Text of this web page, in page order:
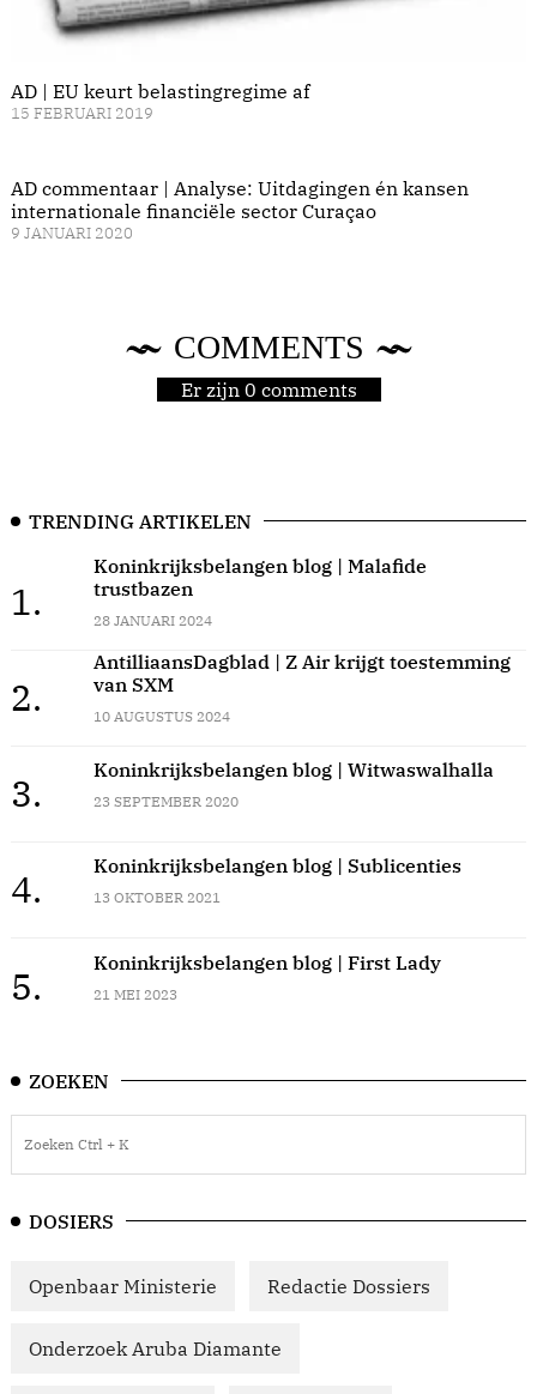
AD | EU keurt belastingregime af
15 FEBRUARI 2019
AD commentaar | Analyse: Uitdagingen én kansen
internationale financiële sector Curaçao
9 JANUARI 2020
COMMENTS
Er zijn 0 comments
TRENDING ARTIKELEN
1.
Koninkrijksbelangen blog | Malafide
trustbazen
28 JANUARI 2024
2.
AntilliaansDagblad | Z Air krijgt toestemming
van SXM
10 AUGUSTUS 2024
3.
Koninkrijksbelangen blog | Witwaswalhalla
23 SEPTEMBER 2020
4.
Koninkrijksbelangen blog | Sublicenties
13 OKTOBER 2021
5.
Koninkrijksbelangen blog | First Lady
21 MEI 2023
ZOEKEN
DOSIERS
Openbaar Ministerie Redactie Dossiers
Onderzoek Aruba Diamante